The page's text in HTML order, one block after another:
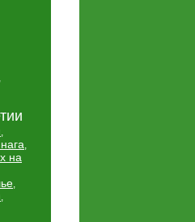
,
,
,
на
,
,